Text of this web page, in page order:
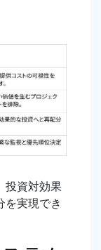
投資対効果
を実現でき